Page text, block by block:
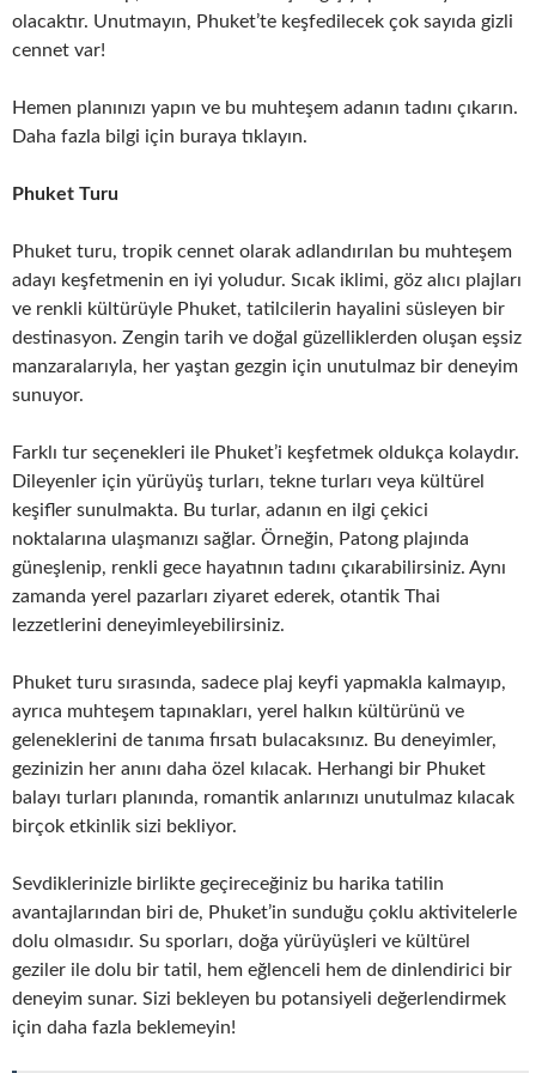
olacaktır. Unutmayın, Phuket’te keşfedilecek çok sayıda gizli
cennet var!
Hemen planınızı yapın ve bu muhteşem adanın tadını çıkarın.
Daha fazla bilgi için buraya tıklayın.
Phuket Turu
Phuket turu, tropik cennet olarak adlandırılan bu muhteşem
adayı keşfetmenin en iyi yoludur. Sıcak iklimi, göz alıcı plajları
ve renkli kültürüyle Phuket, tatilcilerin hayalini süsleyen bir
destinasyon. Zengin tarih ve doğal güzelliklerden oluşan eşsiz
manzaralarıyla, her yaştan gezgin için unutulmaz bir deneyim
sunuyor.
Farklı tur seçenekleri ile Phuket’i keşfetmek oldukça kolaydır.
Dileyenler için yürüyüş turları, tekne turları veya kültürel
keşifler sunulmakta. Bu turlar, adanın en ilgi çekici
noktalarına ulaşmanızı sağlar. Örneğin, Patong plajında
güneşlenip, renkli gece hayatının tadını çıkarabilirsiniz. Aynı
zamanda yerel pazarları ziyaret ederek, otantik Thai
lezzetlerini deneyimleyebilirsiniz.
Phuket turu sırasında, sadece plaj keyfi yapmakla kalmayıp,
ayrıca muhteşem tapınakları, yerel halkın kültürünü ve
geleneklerini de tanıma fırsatı bulacaksınız. Bu deneyimler,
gezinizin her anını daha özel kılacak. Herhangi bir Phuket
balayı turları planında, romantik anlarınızı unutulmaz kılacak
birçok etkinlik sizi bekliyor.
Sevdiklerinizle birlikte geçireceğiniz bu harika tatilin
avantajlarından biri de, Phuket’in sunduğu çoklu aktivitelerle
dolu olmasıdır. Su sporları, doğa yürüyüşleri ve kültürel
geziler ile dolu bir tatil, hem eğlenceli hem de dinlendirici bir
deneyim sunar. Sizi bekleyen bu potansiyeli değerlendirmek
için daha fazla beklemeyin!